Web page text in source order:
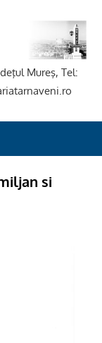
Mureş, Tel:
si